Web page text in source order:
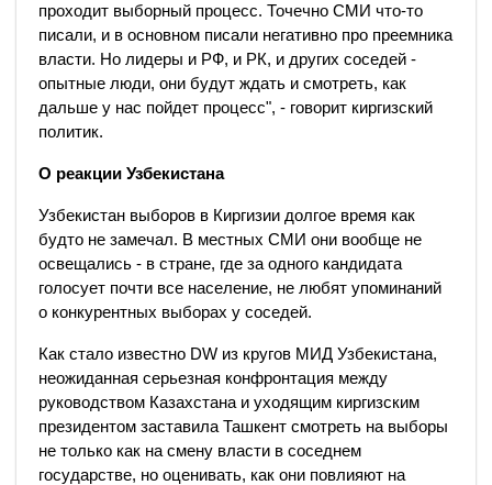
проходит выборный процесс. Точечно СМИ что-то
писали, и в основном писали негативно про преемника
власти. Но лидеры и РФ, и РК, и других соседей -
опытные люди, они будут ждать и смотреть, как
дальше у нас пойдет процесс", - говорит киргизский
политик.
О реакции Узбекистана
Узбекистан выборов в Киргизии долгое время как
будто не замечал. В местных СМИ они вообще не
освещались - в стране, где за одного кандидата
голосует почти все население, не любят упоминаний
о конкурентных выборах у соседей.
Как стало известно DW из кругов МИД Узбекистана,
неожиданная серьезная конфронтация между
руководством Казахстана и уходящим киргизским
президентом заставила Ташкент смотреть на выборы
не только как на смену власти в соседнем
государстве, но оценивать, как они повлияют на